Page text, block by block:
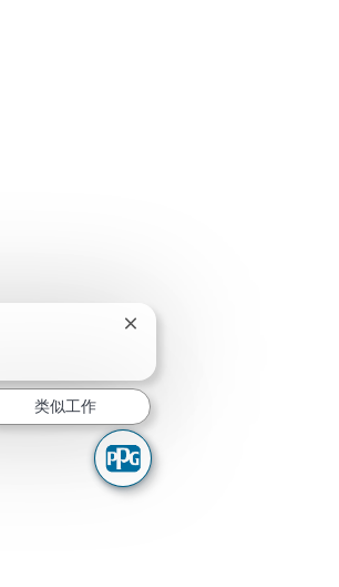
关闭聊天机器人通知
类似工作